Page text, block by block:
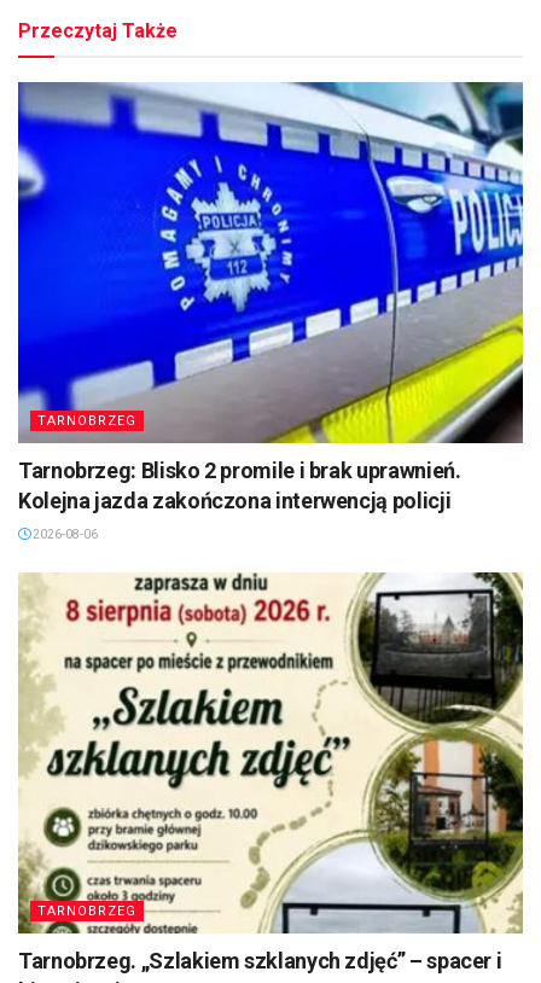
Przeczytaj Także
TARNOBRZEG
Tarnobrzeg: Blisko 2 promile i brak uprawnień.
Kolejna jazda zakończona interwencją policji
2026-08-06
TARNOBRZEG
Tarnobrzeg. „Szlakiem szklanych zdjęć” – spacer i